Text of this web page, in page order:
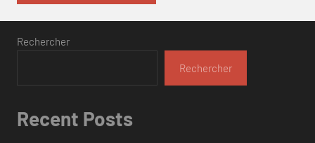
Rechercher
Rechercher
Recent Posts